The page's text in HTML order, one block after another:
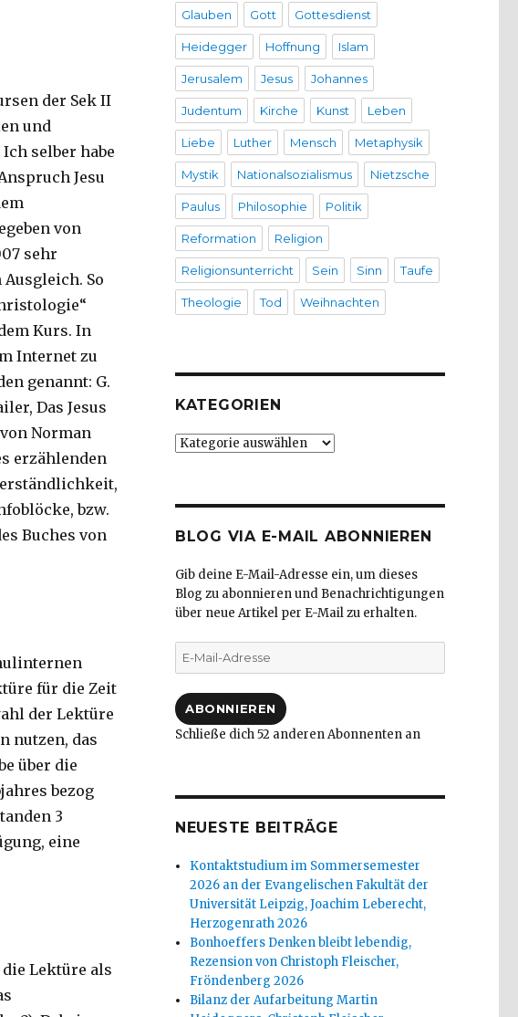
der Sek II
und
selber habe
Jesu
von
sehr
So
Kurs. In
Internet zu
genannt: G.
Das Jesus
Norman
erzählenden
bzw.
Buches von
für die Zeit
der Lektüre
nutzen, das
über die
bezog
3
eine
Lektüre als
Glauben Gott Gottesdienst
Heidegger Hoffnung Islam
Jerusalem Jesus Johannes
Judentum Kirche Kunst Leben
Liebe Luther Mensch Metaphysik
Mystik Nationalsozialismus Nietzsche
Paulus Philosophie Politik
Reformation Religion
Religionsunterricht Sein Sinn Taufe
Theologie Tod Weihnachten
KATEGORIEN
Kategorien
BLOG VIA E-MAIL ABONNIEREN
Gib deine E-Mail-Adresse ein, um dieses
Blog zu abonnieren und Benachrichtigungen
über neue Artikel per E-Mail zu erhalten.
E-
Mail-
ABONNIEREN
Schließe dich 52 anderen Abonnenten an
NEUESTE BEITRÄGE
Kontaktstudium im Sommersemester
2026 an der Evangelischen Fakultät der
Universität Leipzig, Joachim Leberecht,
Herzogenrath 2026
Bonhoeffers Denken bleibt lebendig,
Rezension von Christoph Fleischer,
Fröndenberg 2026
Bilanz der Aufarbeitung Martin